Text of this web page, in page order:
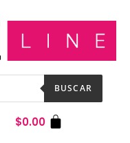
BUSCAR
$0.00